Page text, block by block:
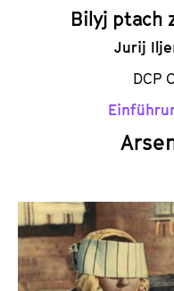
Bilyj ptach
Jurij
DCP